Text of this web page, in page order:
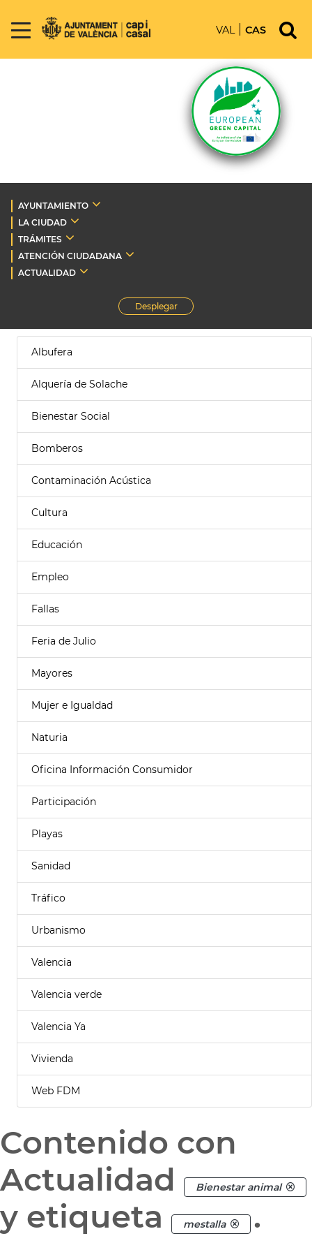
VAL CAS
AYUNTAMIENTO
LA CIUDAD
TRÁMITES
ATENCIÓN CIUDADANA
ACTUALIDAD
Desplegar
Albufera
Alquería de Solache
Bienestar Social
Bomberos
Contaminación Acústica
Cultura
Educación
Empleo
Fallas
Feria de Julio
Mayores
Mujer e Igualdad
Naturia
Oficina Información Consumidor
Participación
Playas
Sanidad
Tráfico
Urbanismo
Valencia
Valencia verde
Valencia Ya
Vivienda
Web FDM
Contenido con
Actualidad
Bienestar animal
y etiqueta mestalla .